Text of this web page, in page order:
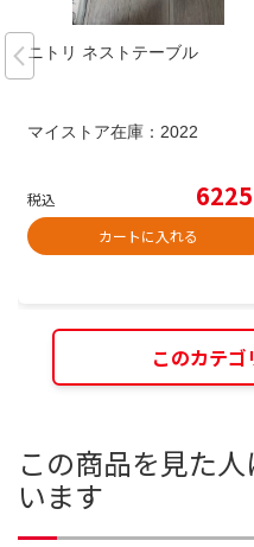
ニトリ ネストテーブル
マイストア在庫： 2022
税込 6225
カートに入れる
このカテ
この商品を見た
います